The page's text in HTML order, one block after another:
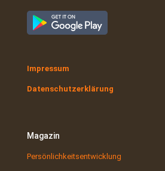
Impressum
Datenschutzerklärung
Magazin
Persönlichkeitsentwicklung